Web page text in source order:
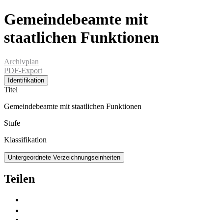
Gemeindebeamte mit
staatlichen Funktionen
Archivplan
PDF-Export
Identifikation
Titel
Gemeindebeamte mit staatlichen Funktionen
Stufe
Klassifikation
Untergeordnete Verzeichnungseinheiten
Teilen